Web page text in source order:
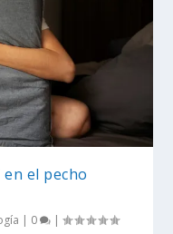
en el pecho
| 0 |